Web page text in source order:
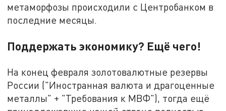
метаморфозы происходили с Центробанком в
последние месяцы.
Поддержать экономику? Ещё чего!
На конец февраля золотовалютные резервы
России ("Иностранная валюта и драгоценные
металлы" + "Требования к МВФ"), тогда ещё